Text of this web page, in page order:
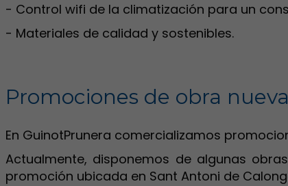
- Control wifi de la climatización para un
- Materiales de calidad y sostenibles.
Promociones de obra
En GuinotPrunera comercializamos
Actualmente, disponemos de algunas
promoción ubicada en Sant Antoni de